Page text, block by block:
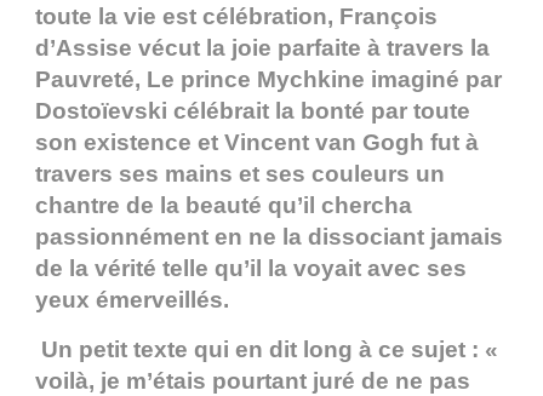
toute la vie est célébration, François
d’Assise vécut la joie parfaite à travers la
Pauvreté, Le prince Mychkine imaginé par
Dostoïevski célébrait la bonté par toute
son existence et Vincent van Gogh fut à
travers ses mains et ses couleurs un
chantre de la beauté qu’il chercha
passionnément en ne la dissociant jamais
de la vérité telle qu’il la voyait avec ses
yeux émerveillés.
Un petit texte qui en dit long à ce sujet : «
voilà, je m’étais pourtant juré de ne pas